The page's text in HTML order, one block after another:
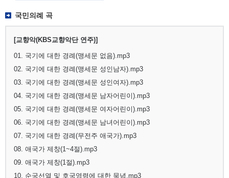
국민의례 곡
[교향악(KBS교향악단 연주)]
01. 국기에 대한 경례(맹세문 없음).mp3
02. 국기에 대한 경례(맹세문 성인남자).mp3
03. 국기에 대한 경례(맹세문 성인여자).mp3
04. 국기에 대한 경례(맹세문 남자어린이).mp3
05. 국기에 대한 경례(맹세문 여자어린이).mp3
06. 국기에 대한 경례(맹세문 남녀어린이).mp3
07. 국기에 대한 경례(무전주 애국가).mp3
08. 애국가 제창(1~4절).mp3
09. 애국가 제창(1절).mp3
10. 순국선열 및 호국영령에 대한 묵념.mp3